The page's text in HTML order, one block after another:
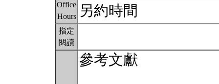
Office
Hours
另約時間
指定
閱讀
參考文獻